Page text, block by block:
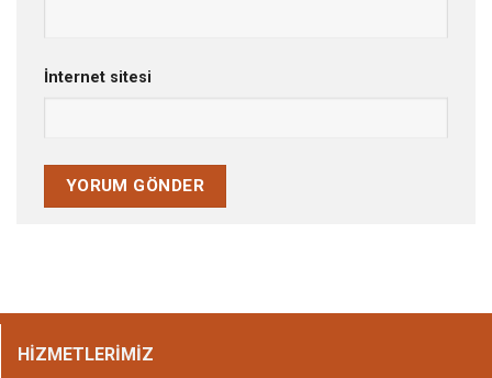
İnternet sitesi
HİZMETLERİMİZ